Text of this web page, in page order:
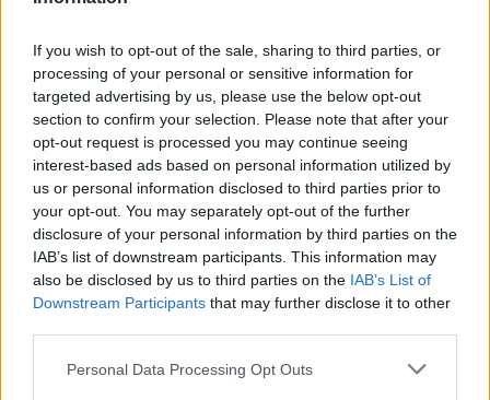
If you wish to opt-out of the sale, sharing to third parties, or
processing of your personal or sensitive information for
targeted advertising by us, please use the below opt-out
section to confirm your selection. Please note that after your
opt-out request is processed you may continue seeing
interest-based ads based on personal information utilized by
us or personal information disclosed to third parties prior to
your opt-out. You may separately opt-out of the further
disclosure of your personal information by third parties on the
IAB’s list of downstream participants. This information may
also be disclosed by us to third parties on the IAB’s List of
Downstream Participants that may further disclose it to other
Personal Data Processing Opt Outs
7 Ago 2026
Il Monastir riparte dai pilastri Masia, Pinna e
Aloia, il primo acquisto è Loru
7 Ago 2026
Gran colpo dell'Ossese, per la difesa c'è l'ex
Torres Riccardo Idda
7 Ago 2026
L'Ossese si prepara all'esordio in D: Forzati,
Cabrera, Tesio, Limongelli, Bolzicco e tanti
7 Ago 2026